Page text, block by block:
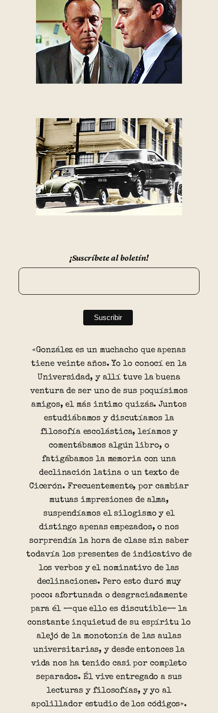
¡Suscríbete al boletín!
«González es un muchacho que apenas
tiene veinte años. Yo lo conocí en la
Universidad, y allí tuve la buena
ventura de ser uno de sus poquísimos
amigos, el más intimo quizás. Juntos
estudiábamos y discutíamos la
filosofía escolástica, leíamos y
comentábamos algún libro, o
fatigábamos la memoria con una
declinación latina o un texto de
Cicerón. Frecuentemente, por cambiar
mutuas impresiones de alma,
suspendíamos el silogismo y el
distingo apenas empezados, o nos
sorprendía la hora de clase sin saber
todavía los presentes de indicativo de
los verbos y el nominativo de las
declinaciones. Pero esto duró muy
poco: afortunada o desgraciadamente
para él —que ello es discutible— la
constante inquietud de su espíritu lo
alejó de la monotonía de las aulas
universitarias, y desde entonces la
vida nos ha tenido casi por completo
separados. Él vive entregado a sus
lecturas y filosofías, y yo al
apolillador estudio de los códigos».